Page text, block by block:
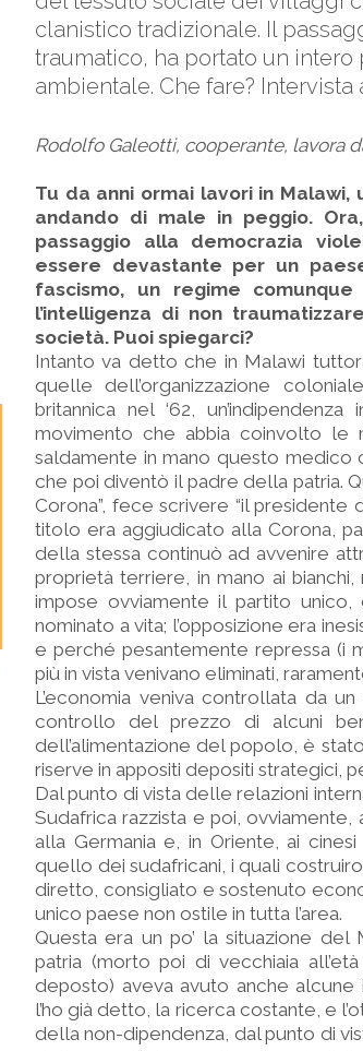
clanistico tradizionale. Il
traumatico, ha portato un
ambientale. Che fare? Intervista
Rodolfo Galeotti, cooperante, lavora
Tu da anni ormai lavori in
andando di male in peggio.
passaggio alla democrazia
essere devastante per un
fascismo, un regime
l’intelligenza di non
società. Puoi spiegarci?
Intanto va detto che in Malawi
quelle dell’organizzazione
britannica nel ‘62,
movimento che abbia coinvolto le
saldamente in mano questo medico
che poi diventò il padre della patria.
Corona”, fece scrivere “il presidente
titolo era aggiudicato alla Corona,
della stessa continuò ad avvenire
proprietà terriere, in mano ai
impose ovviamente il partito
nominato a vita; l’opposizione era
e perché pesantemente repressa (i
più in vista venivano eliminati,
L’economia veniva controllata da
controllo del prezzo di alcuni
dell’alimentazione del popolo, è
riserve in appositi depositi strategici,
Dal punto di vista delle relazioni
Sudafrica razzista e poi,
alla Germania e, in Oriente, ai
quello dei sudafricani, i quali
diretto, consigliato e sostenuto
unico paese non ostile in tutta l’area.
Questa era un po’ la situazione
patria (morto poi di vecchiaia
deposto) aveva avuto anche alcune
l’ho già detto, la ricerca costante, e
della non-dipendenza, dal punto di